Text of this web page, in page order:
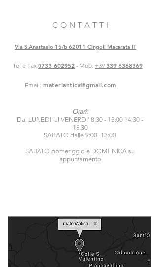
C O N T A T T I
Via S.Anastasio 15/b 62011 Cingoli Macerata IT
Tel e Fax 0733 602952 - Mob. +39 339 6368369
Email:materiantica@gmail.com
Orari:
Dal LUNEDI' al VENERDI' 8:30 - 13:00 14:30 -
18:30
SABATO dalle 9:00 -13:00
SABATO pomeriggio e DOMENICA su
appuntamento